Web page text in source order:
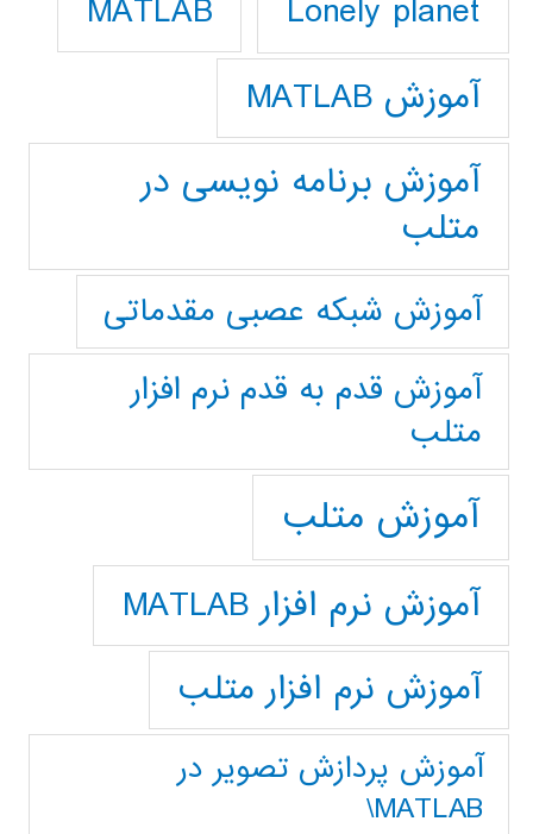
Lonely planet
MATLAB
آموزش MATLAB
آموزش برنامه نویسی در
متلب
آموزش شبکه عصبی مقدماتی
آموزش قدم به قدم نرم افزار
متلب
آموزش متلب
آموزش نرم افزار MATLAB
آموزش نرم افزار متلب
آموزش پردازش تصوير در
MATLAB\